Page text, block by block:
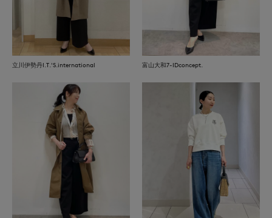
立川伊勢丹I.T.'S.international 富山大和7-IDconcept.